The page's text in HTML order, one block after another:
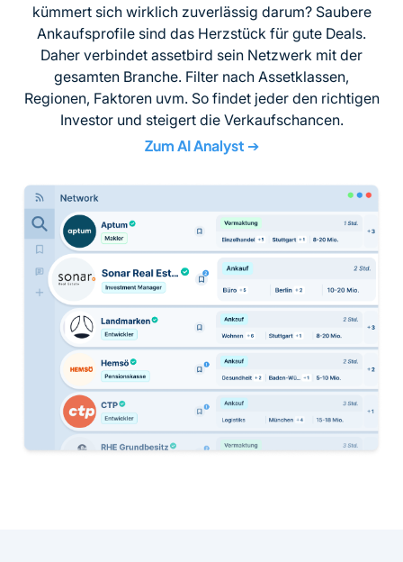
kümmert sich wirklich zuverlässig darum? Saubere
Ankaufsprofile sind das Herzstück für gute Deals.
Daher verbindet assetbird sein Netzwerk mit der
gesamten Branche. Filter nach Assetklassen,
Regionen, Faktoren uvm. So findet jeder den richtigen
Investor und steigert die Verkaufschancen.
Zum AI Analyst ➔